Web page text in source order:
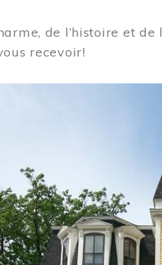
de l’histoire et
recevoir!